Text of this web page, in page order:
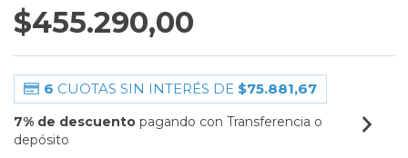
$455.290,00
6 CUOTAS SIN INTERÉS DE $75.881,67
7% de descuento pagando con Transferencia o
depósito